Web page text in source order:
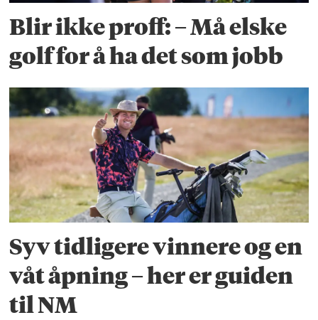
Blir ikke proff: – Må elske
golf for å ha det som jobb
Syv tidligere vinnere og en
våt åpning – her er guiden
til NM